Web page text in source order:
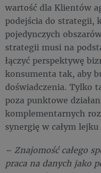
wartość dla Klientów
podejścia do strategii,
pojedynczych
strategii musi na
łączyć perspektywę
konsumenta tak, aby
doświadczenia. Tylko
poza punktowe
komplementarnych
synergię w całym
– Znajomość całego
praca na danych jako